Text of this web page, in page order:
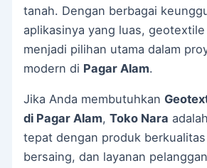
tanah. Dengan berbagai
aplikasinya yang luas,
menjadi pilihan utama dalam
modern di Pagar Alam.
Jika Anda membutuhkan
di Pagar Alam,Toko Nara
tepat dengan produk
bersaing, dan layanan